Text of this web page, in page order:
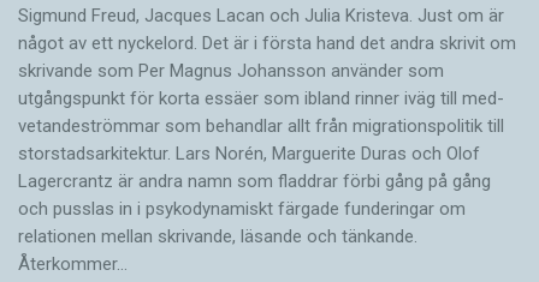
Sigmund Freud, Jacques Lacan och Julia Kristeva. Just om är
något av ett nyckelord. Det är i första hand det andra skrivit om
skrivande som Per Magnus Johansson använder som
utgångspunkt för korta essäer som ibland rinner iväg till med­
vetandeströmmar som behandlar allt från migrationspolitik till
storstadsarkitektur. Lars Norén, Marguerite Duras och Olof
Lagercrantz är andra namn som fladdrar förbi gång på gång
och pusslas in i psykodynamiskt färgade funderingar om
relationen mellan skrivande, läsande och tänkande.
Återkommer…